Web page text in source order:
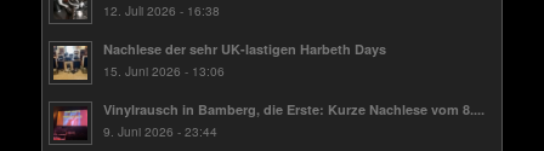
12. Juli 2026 - 16:38
Nachlese der sehr UK-lastigen Harbeth Days
15. Juni 2026 - 13:06
Vinylrausch in Bamberg, die Erste: Kurze Nachlese vom 8....
9. Juni 2026 - 23:44